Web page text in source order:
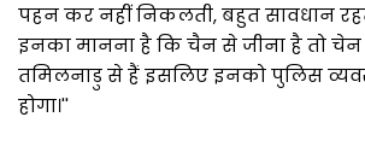
पहन कर नहीं निकलती, बहुत सावधान
इनका मानना है कि चैन से जीना है तो चेन
तमिलनाडु से हैं इसलिए इनको पुलिस
होगा।''